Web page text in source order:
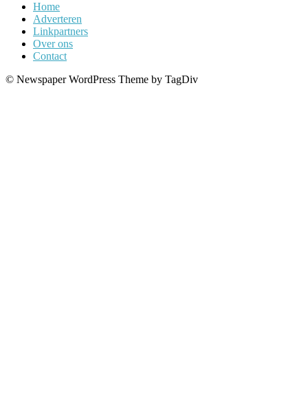
Home
Adverteren
Linkpartners
Over ons
Contact
© Newspaper WordPress Theme by TagDiv